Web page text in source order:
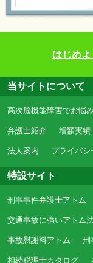
はじめ
当サイトについて
高次脳機能障害でお悩
弁護士紹介 増額実績
法人案内 プライバシ
特設サイト
刑事事件弁護士アトム
交通事故に強いアトム
事故慰謝料アトム 刑
相続税理士カタログ